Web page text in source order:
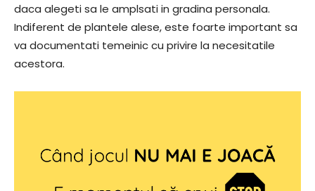
daca alegeti sa le amplsati in gradina personala.
Indiferent de plantele alese, este foarte important sa
va documentati temeinic cu privire la necesitatile
acestora.